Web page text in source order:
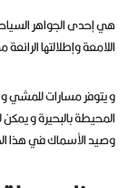
هي إحدى الجواهر
اللامعة وإطلالتها
و يتوفر مسارات للمشي
المحيطة بالبحيرة و يمكن
وصيد الأسماك في هذا